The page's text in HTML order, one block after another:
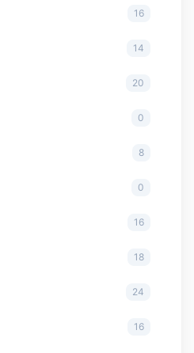
16
14
20
0
8
0
16
18
24
16